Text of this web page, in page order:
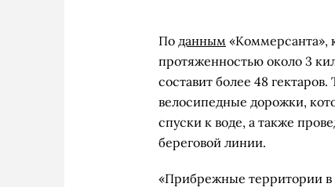
По данным «Коммерсанта»,
протяженностью около 3
составит более 48
велосипедные дорожки,
спуски к воде, а также
береговой линии.
«Прибрежные территории в